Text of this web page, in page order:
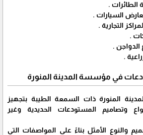
الطائرات .
السيارات .
التجارية .
.
الدواجن .
.
في مؤسسة المدينة المنورة
المنورة ذات السمعة الطيبة بتجهيز
وتصاميم المستودعات الحديدية وغير
والنوع الأمثل بناءً على المواصفات التي